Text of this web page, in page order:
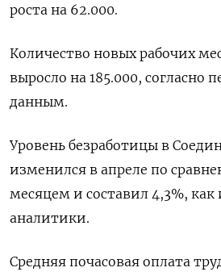
⁠роста ‌на 62.000.
Количество ‌новых рабочих
выросло ‌на 185.000, согласно
данным.
Уровень безработицы ‌в
изменился в апреле ​по
месяцем ​и составил 4,3%,
аналитики.
Средняя почасовая оплата